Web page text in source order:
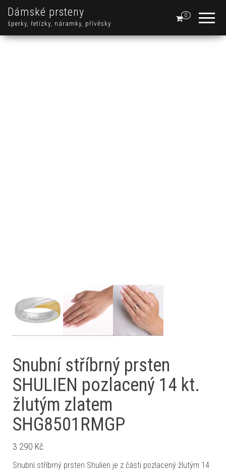
Dámské prsteny
šperky, řetízky, náramky, přívěsky
0
Snubní stříbrný prsten
SHULIEN pozlacený 14 kt.
žlutým zlatem
SHG8501RMGP
3 290 Kč
Snubní stříbrný prsten Shulien je z části pozlacený žlutým 14